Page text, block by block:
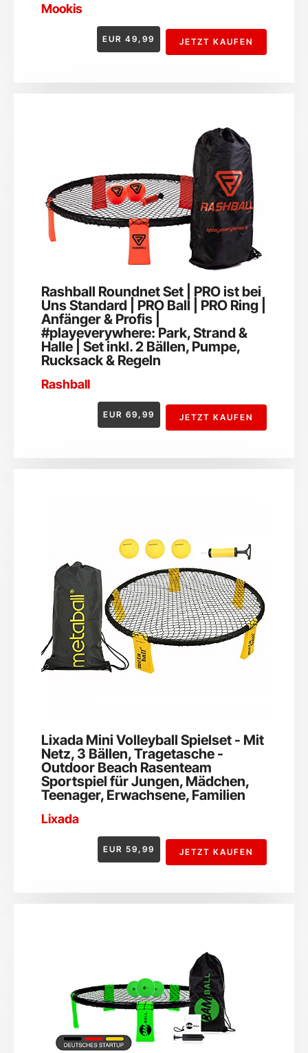
Mookis
EUR 49,99 JETZT KAUFEN
Rashball Roundnet Set | PRO ist bei
Uns Standard | PRO Ball | PRO Ring |
Anfänger & Profis |
#playeverywhere: Park, Strand &
Halle | Set inkl. 2 Bällen, Pumpe,
Rucksack & Regeln
Rashball
EUR 69,99 JETZT KAUFEN
Lixada Mini Volleyball Spielset - Mit
Netz, 3 Bällen, Tragetasche -
Outdoor Beach Rasenteam
Sportspiel für Jungen, Mädchen,
Teenager, Erwachsene, Familien
Lixada
EUR 59,99 JETZT KAUFEN